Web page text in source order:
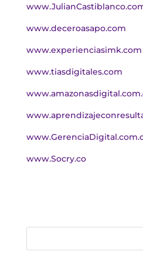
www.deceroasapo.com
www.experienciasimk.com
www.tiasdigitales.com
www.Socry.co